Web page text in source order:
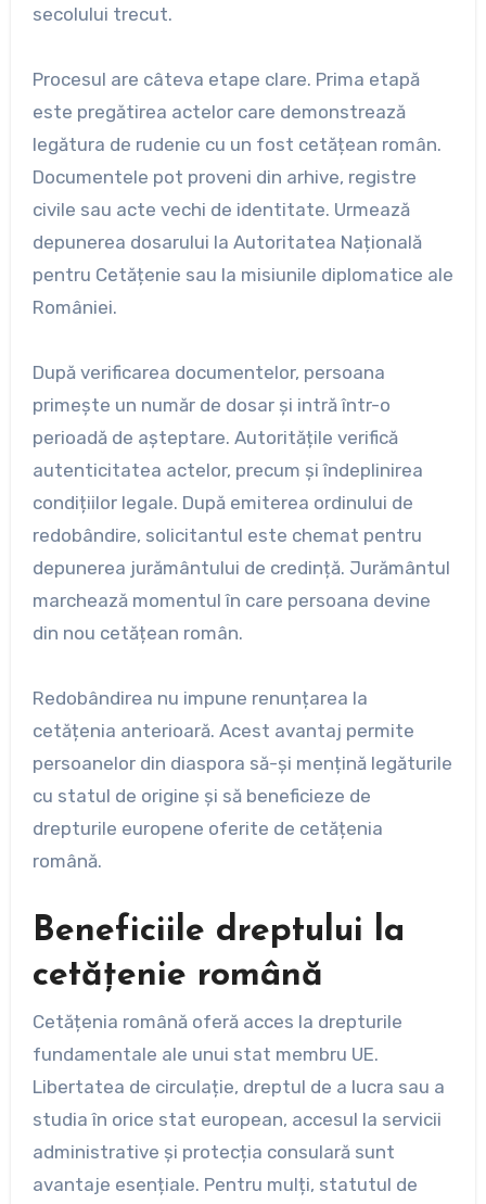
secolului trecut.
Procesul are câteva etape clare. Prima etapă
este pregătirea actelor care demonstrează
legătura de rudenie cu un fost cetățean român.
Documentele pot proveni din arhive, registre
civile sau acte vechi de identitate. Urmează
depunerea dosarului la Autoritatea Națională
pentru Cetățenie sau la misiunile diplomatice ale
României.
După verificarea documentelor, persoana
primește un număr de dosar și intră într-o
perioadă de așteptare. Autoritățile verifică
autenticitatea actelor, precum și îndeplinirea
condițiilor legale. După emiterea ordinului de
redobândire, solicitantul este chemat pentru
depunerea jurământului de credință. Jurământul
marchează momentul în care persoana devine
din nou cetățean român.
Redobândirea nu impune renunțarea la
cetățenia anterioară. Acest avantaj permite
persoanelor din diaspora să-și mențină legăturile
cu statul de origine și să beneficieze de
drepturile europene oferite de cetățenia
română.
Beneficiile dreptului la
cetățenie română
Cetățenia română oferă acces la drepturile
fundamentale ale unui stat membru UE.
Libertatea de circulație, dreptul de a lucra sau a
studia în orice stat european, accesul la servicii
administrative și protecția consulară sunt
avantaje esențiale. Pentru mulți, statutul de